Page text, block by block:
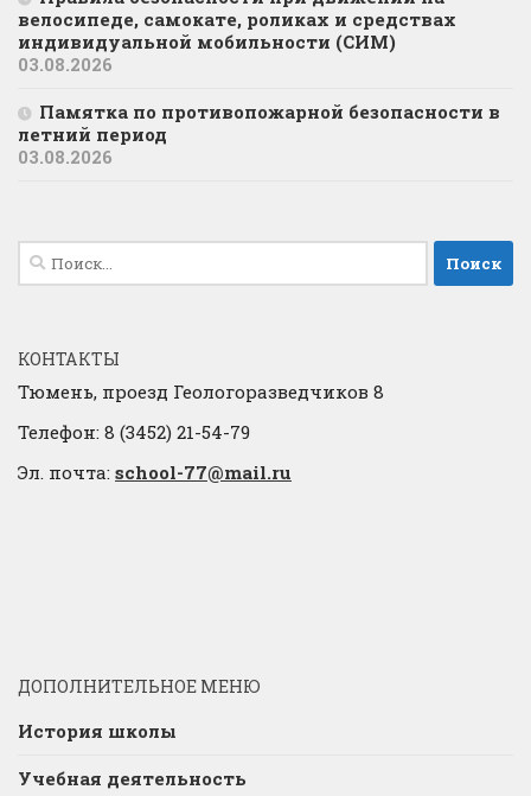
велосипеде, самокате, роликах и средствах
индивидуальной мобильности (СИМ)
03.08.2026
Памятка по противопожарной безопасности в
летний период
03.08.2026
Найти:
КОНТАКТЫ
Тюмень, проезд Геологоразведчиков 8
Телефон: 8 (3452) 21-54-79
Эл. почта: school-77@mail.ru
ДОПОЛНИТЕЛЬНОЕ МЕНЮ
История школы
Учебная деятельность